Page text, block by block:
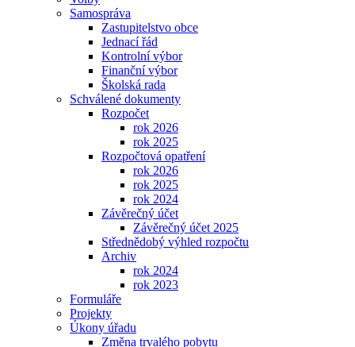
Samospráva
Zastupitelstvo obce
Jednací řád
Kontrolní výbor
Finanční výbor
Školská rada
Schválené dokumenty
Rozpočet
rok 2026
rok 2025
Rozpočtová opatření
rok 2026
rok 2025
rok 2024
Závěrečný účet
Závěrečný účet 2025
Střednědobý výhled rozpočtu
Archiv
rok 2024
rok 2023
Formuláře
Projekty
Úkony úřadu
Změna trvalého pobytu